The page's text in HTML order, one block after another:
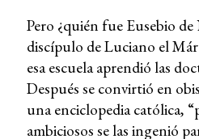
Pero ¿quién fue Eusebio
discípulo de Luciano el
esa escuela aprendió las
Después se convirtió en
una enciclopedia católica,
ambiciosos se las ingenió